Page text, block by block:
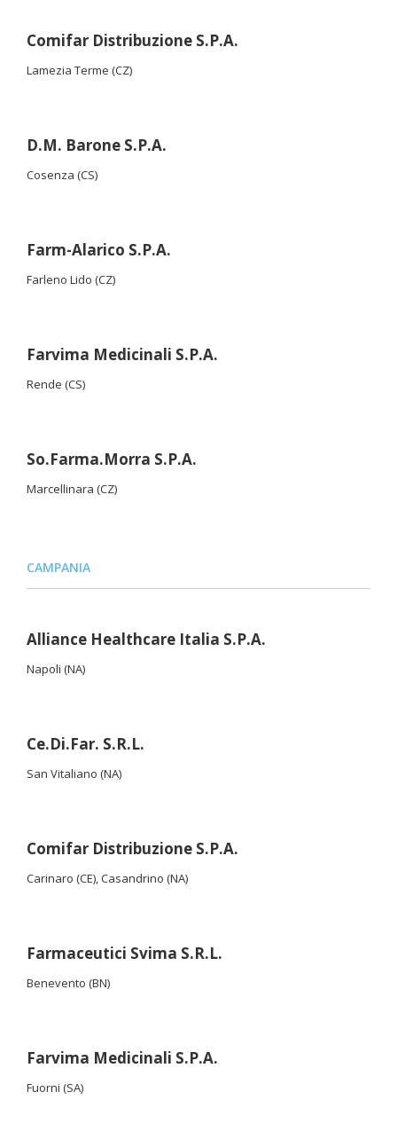
Comifar Distribuzione S.P.A.
Lamezia Terme (CZ)
D.M. Barone S.P.A.
Cosenza (CS)
Farm-Alarico S.P.A.
Farleno Lido (CZ)
Farvima Medicinali S.P.A.
Rende (CS)
So.Farma.Morra S.P.A.
Marcellinara (CZ)
CAMPANIA
Alliance Healthcare Italia S.P.A.
Napoli (NA)
Ce.Di.Far. S.R.L.
San Vitaliano (NA)
Comifar Distribuzione S.P.A.
Carinaro (CE), Casandrino (NA)
Farmaceutici Svima S.R.L.
Benevento (BN)
Farvima Medicinali S.P.A.
Fuorni (SA)